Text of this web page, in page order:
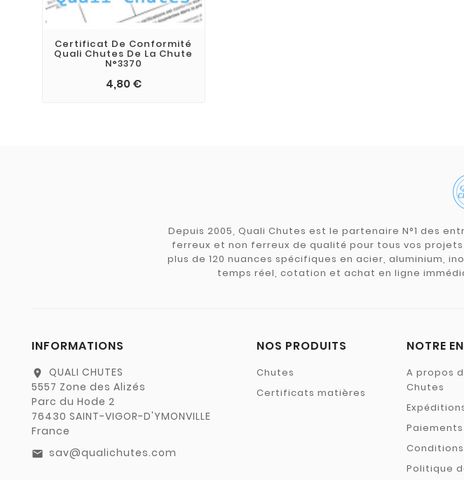
Certificat De Conformité
Quali Chutes De La Chute
N°3370
4,80 €
Depuis 2005, Quali Chutes est le partenaire N°1 des
ferreux et non ferreux de qualité pour tous vos
plus de 120 nuances spécifiques en acier, aluminium,
temps réel, cotation et achat en ligne
INFORMATIONS
location_on
QUALI CHUTES
5557 Zone des Alizés
Parc du Hode 2
76430 SAINT-VIGOR-D'YMONVILLE
France
email sav@qualichutes.com
NOS PRODUITS
Chutes
Certificats matières
NOTRE
A propos
Chutes
Politique